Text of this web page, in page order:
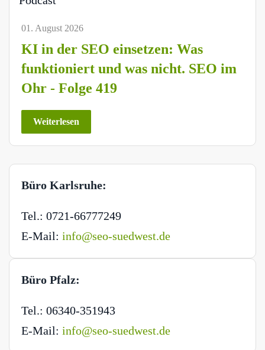
01. August 2026
KI in der SEO einsetzen: Was
funktioniert und was nicht. SEO im
Ohr - Folge 419
Weiterlesen
Büro Karlsruhe:
Tel.: 0721-66777249
E-Mail: info@seo-suedwest.de
Büro Pfalz:
Tel.: 06340-351943
E-Mail: info@seo-suedwest.de